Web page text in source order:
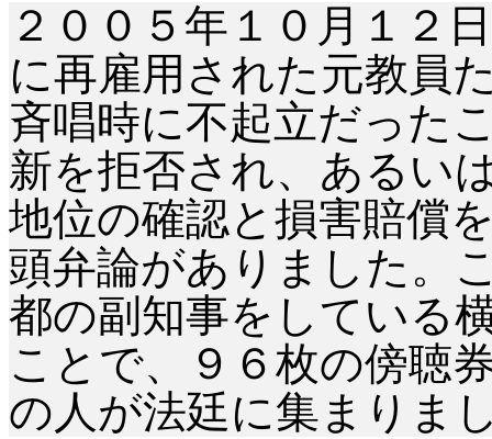
２００５年１０月１２
に再雇用された元教員
斉唱時に不起立だった
新を拒否され、あるい
地位の確認と損害賠償
頭弁論がありました。
都の副知事をしている
ことで、９６枚の傍聴
の人が法廷に集まりま